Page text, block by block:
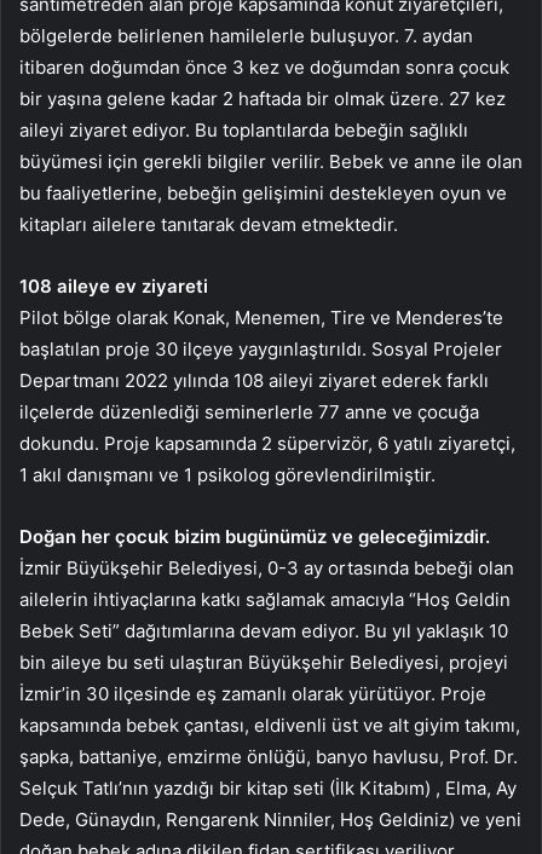
bölgelerde belirlenen hamilelerle buluşuyor. 7. aydan
itibaren doğumdan önce 3 kez ve doğumdan sonra çocuk
bir yaşına gelene kadar 2 haftada bir olmak üzere. 27 kez
aileyi ziyaret ediyor. Bu toplantılarda bebeğin sağlıklı
büyümesi için gerekli bilgiler verilir. Bebek ve anne ile olan
bu faaliyetlerine, bebeğin gelişimini destekleyen oyun ve
kitapları ailelere tanıtarak devam etmektedir.
108 aileye ev ziyareti
Pilot bölge olarak Konak, Menemen, Tire ve Menderes’te
başlatılan proje 30 ilçeye yaygınlaştırıldı. Sosyal Projeler
Departmanı 2022 yılında 108 aileyi ziyaret ederek farklı
ilçelerde düzenlediği seminerlerle 77 anne ve çocuğa
dokundu. Proje kapsamında 2 süpervizör, 6 yatılı ziyaretçi,
1 akıl danışmanı ve 1 psikolog görevlendirilmiştir.
Doğan her çocuk bizim bugünümüz ve geleceğimizdir.
İzmir Büyükşehir Belediyesi, 0-3 ay ortasında bebeği olan
ailelerin ihtiyaçlarına katkı sağlamak amacıyla “Hoş Geldin
Bebek Seti” dağıtımlarına devam ediyor. Bu yıl yaklaşık 10
bin aileye bu seti ulaştıran Büyükşehir Belediyesi, projeyi
İzmir’in 30 ilçesinde eş zamanlı olarak yürütüyor. Proje
kapsamında bebek çantası, eldivenli üst ve alt giyim takımı,
şapka, battaniye, emzirme önlüğü, banyo havlusu, Prof. Dr.
Selçuk Tatlı’nın yazdığı bir kitap seti (İlk Kitabım) , Elma, Ay
Dede, Günaydın, Rengarenk Ninniler, Hoş Geldiniz) ve yeni